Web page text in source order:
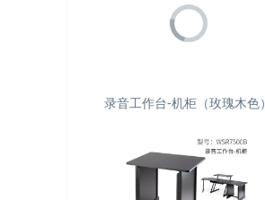
录音工作台-机柜（玫瑰木色）